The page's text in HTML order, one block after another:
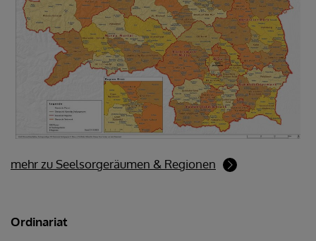
mehr zu Seelsorgeräumen & Regionen
Ordinariat